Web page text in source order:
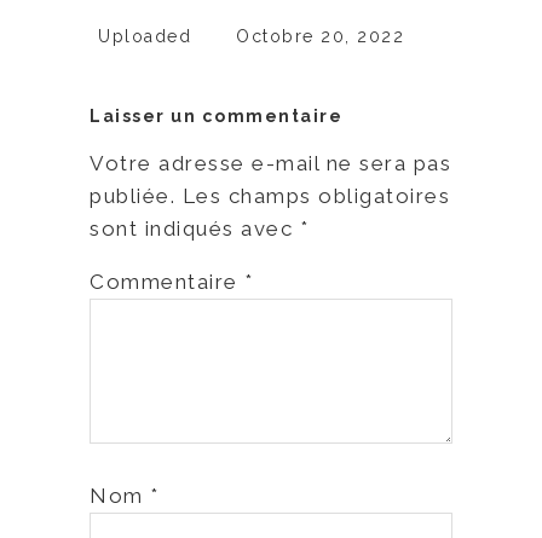
Uploaded Octobre 20, 2022
Laisser un commentaire
Votre adresse e-mail ne sera pas
publiée. Les champs obligatoires
sont indiqués avec *
Commentaire *
Nom *